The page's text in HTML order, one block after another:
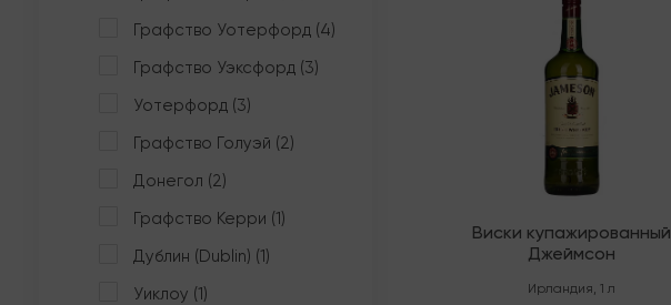
Графство Уотерфорд (4)
Графство Уэксфорд (3)
Уотерфорд (3)
Графство Голуэй (2)
Донегол (2)
Графство Керри (1)
Дублин (Dublin) (1)
Уиклоу (1)
Виски купажированный
Джеймсон
Ирландия, 1 л